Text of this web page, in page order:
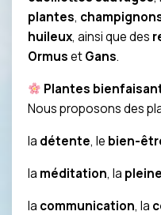
plantes,
huileux, ainsi que des
OrmusetGans.
Plantes
Nous proposons des
la détente, le bien-
la méditation, la
la communication, la